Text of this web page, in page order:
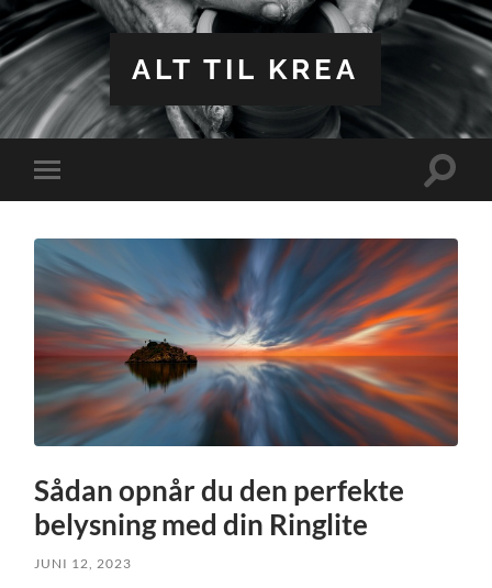
ALT TIL KREA
Toggle
mobile
Toggle
Sådan opnår du den perfekte
belysning med din Ringlite
JUNI 12, 2023